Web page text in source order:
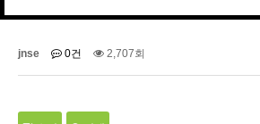
jnse 0건 2,707회